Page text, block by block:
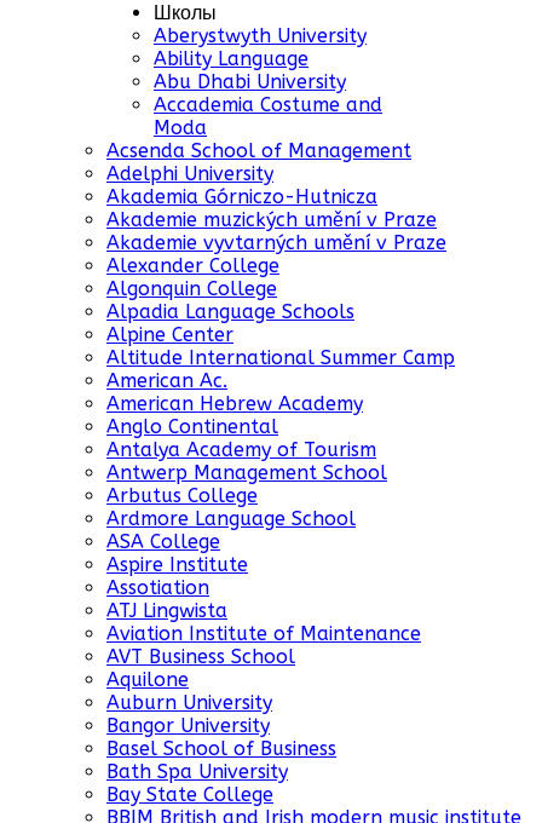
Школы
Aberystwyth University
Ability Language
Abu Dhabi University
Accademia Costume and
Moda
Acsenda School of Management
Adelphi University
Akademia Górniczo-Hutnicza
Akademie muzických umění v Praze
Akademie vyvtarných umění v Praze
Alexander College
Algonquin College
Alpadia Language Schools
Alpine Center
Altitude International Summer Camp
American Ac.
American Hebrew Academy
Anglo Continental
Antalya Academy of Tourism
Antwerp Management School
Arbutus College
Ardmore Language School
ASA College
Aspire Institute
Assotiation
ATJ Lingwista
Aviation Institute of Maintenance
AVT Business School
Aquilone
Auburn University
Bangor University
Basel School of Business
Bath Spa University
Bay State College
BBIM British and Irish modern music institute